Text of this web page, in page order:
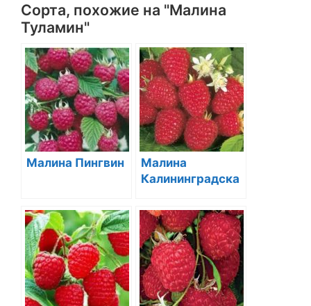
Сорта, похожие на "Малина
Туламин"
Малина Пингвин
Малина
Калининградска